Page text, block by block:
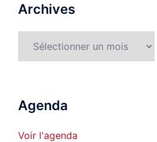
Archives
Agenda
Voir l'agenda